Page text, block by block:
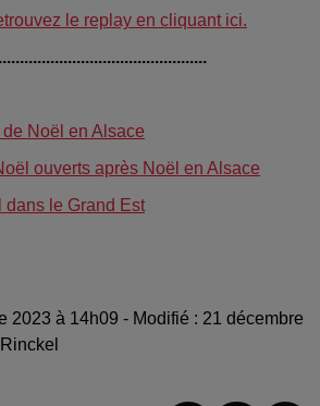
le replay en cliquant ici.
Noël en Alsace
ouverts après Noël en Alsace
dans le Grand Est
2023 à 14h09 - Modifié : 21 décembre